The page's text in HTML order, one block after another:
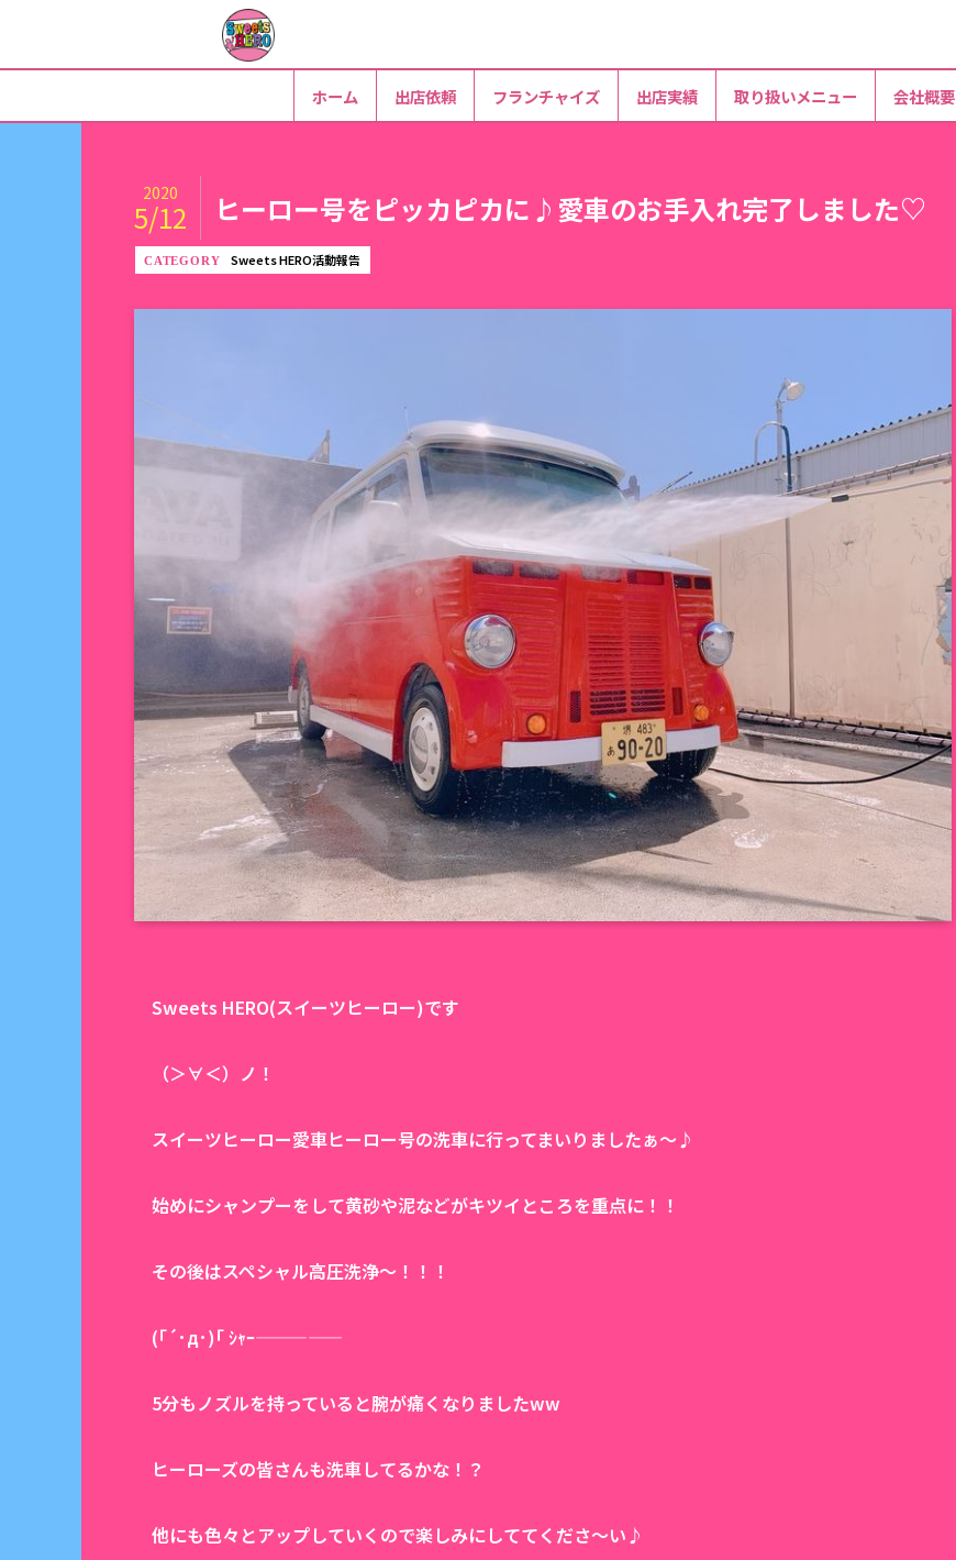
ヒーロー号をピッカピカに♪愛車のお手入れ完了しました♡
2020
5/12
Sweets HERO活動報告
Sweets HERO(スイーツヒーロー)です
（＞∀＜）ノ！
スイーツヒーロー愛車ヒーロー号の洗車に行ってまいりましたぁ〜♪
始めにシャンプーをして黄砂や泥などがキツイところを重点に！！
その後はスペシャル高圧洗浄〜！！！
(｢´･д･)｢ ｼｬｰ—————
5分もノズルを持っていると腕が痛くなりましたww
ヒーローズの皆さんも洗車してるかな！？
他にも色々とアップしていくので楽しみにしててくださ〜い♪
ホーム 出店依頼 フランチャイズ 出店実績 取り扱いメニュー 会社概要